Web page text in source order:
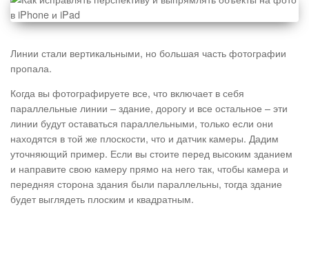
Линии стали вертикальными, но большая часть фотографии
пропала.
Когда вы фотографируете все, что включает в себя
параллельные линии – здание, дорогу и все остальное – эти
линии будут оставаться параллельными, только если они
находятся в той же плоскости, что и датчик камеры. Дадим
уточняющий пример. Если вы стоите перед высоким зданием
и направите свою камеру прямо на него так, чтобы камера и
передняя сторона здания были параллельны, тогда здание
будет выглядеть плоским и квадратным.